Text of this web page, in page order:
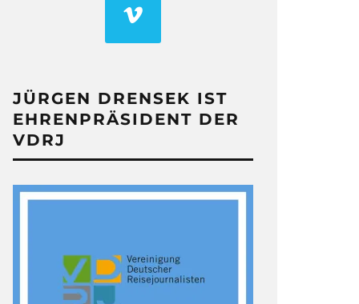
JÜRGEN DRENSEK IST
EHRENPRÄSIDENT DER
VDRJ